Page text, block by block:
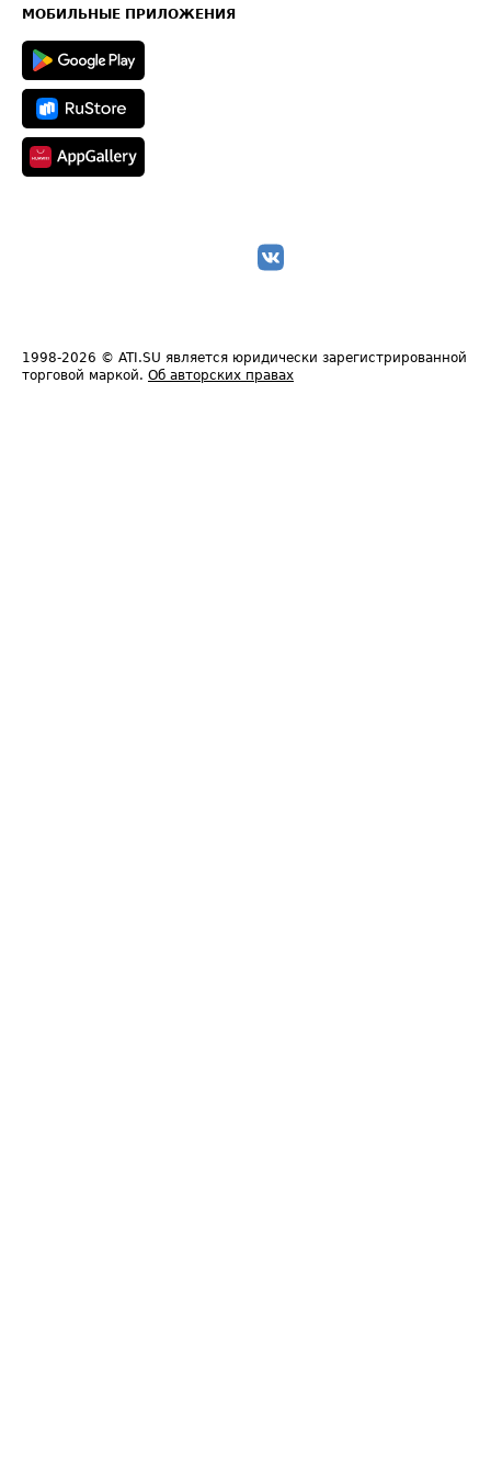
Техническая информация
МОБИЛЬНЫЕ ПРИЛОЖЕНИЯ
1998-2026 © ATI.SU является юридически зарегистрированной
торговой маркой. Об авторских правах